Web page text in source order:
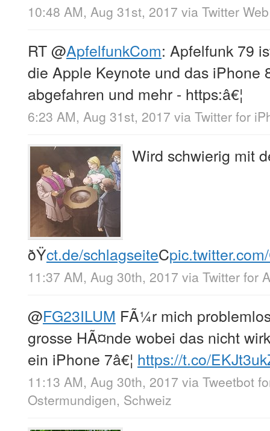
10:48 AM, Aug 31st, 2017 via Twitter
RT@ApfelfunkCom: Apfelfunk 79
die Apple Keynote und das iPhone
abgefahren und mehr - https:â€¦
6:23 AM, Aug 31st, 2017 via Twitter for
Wird schwierig mit
ðŸct.de/schlagseiteC
11:37 AM, Aug 30th, 2017 via Twitter for
@FG23ILUM FÃ¼r mich
grosse HÃ¤nde wobei das nicht
ein iPhone 7â€¦ https://t.co/
11:13 AM, Aug 30th, 2017 via Tweetbot
Ostermundigen, Schweiz